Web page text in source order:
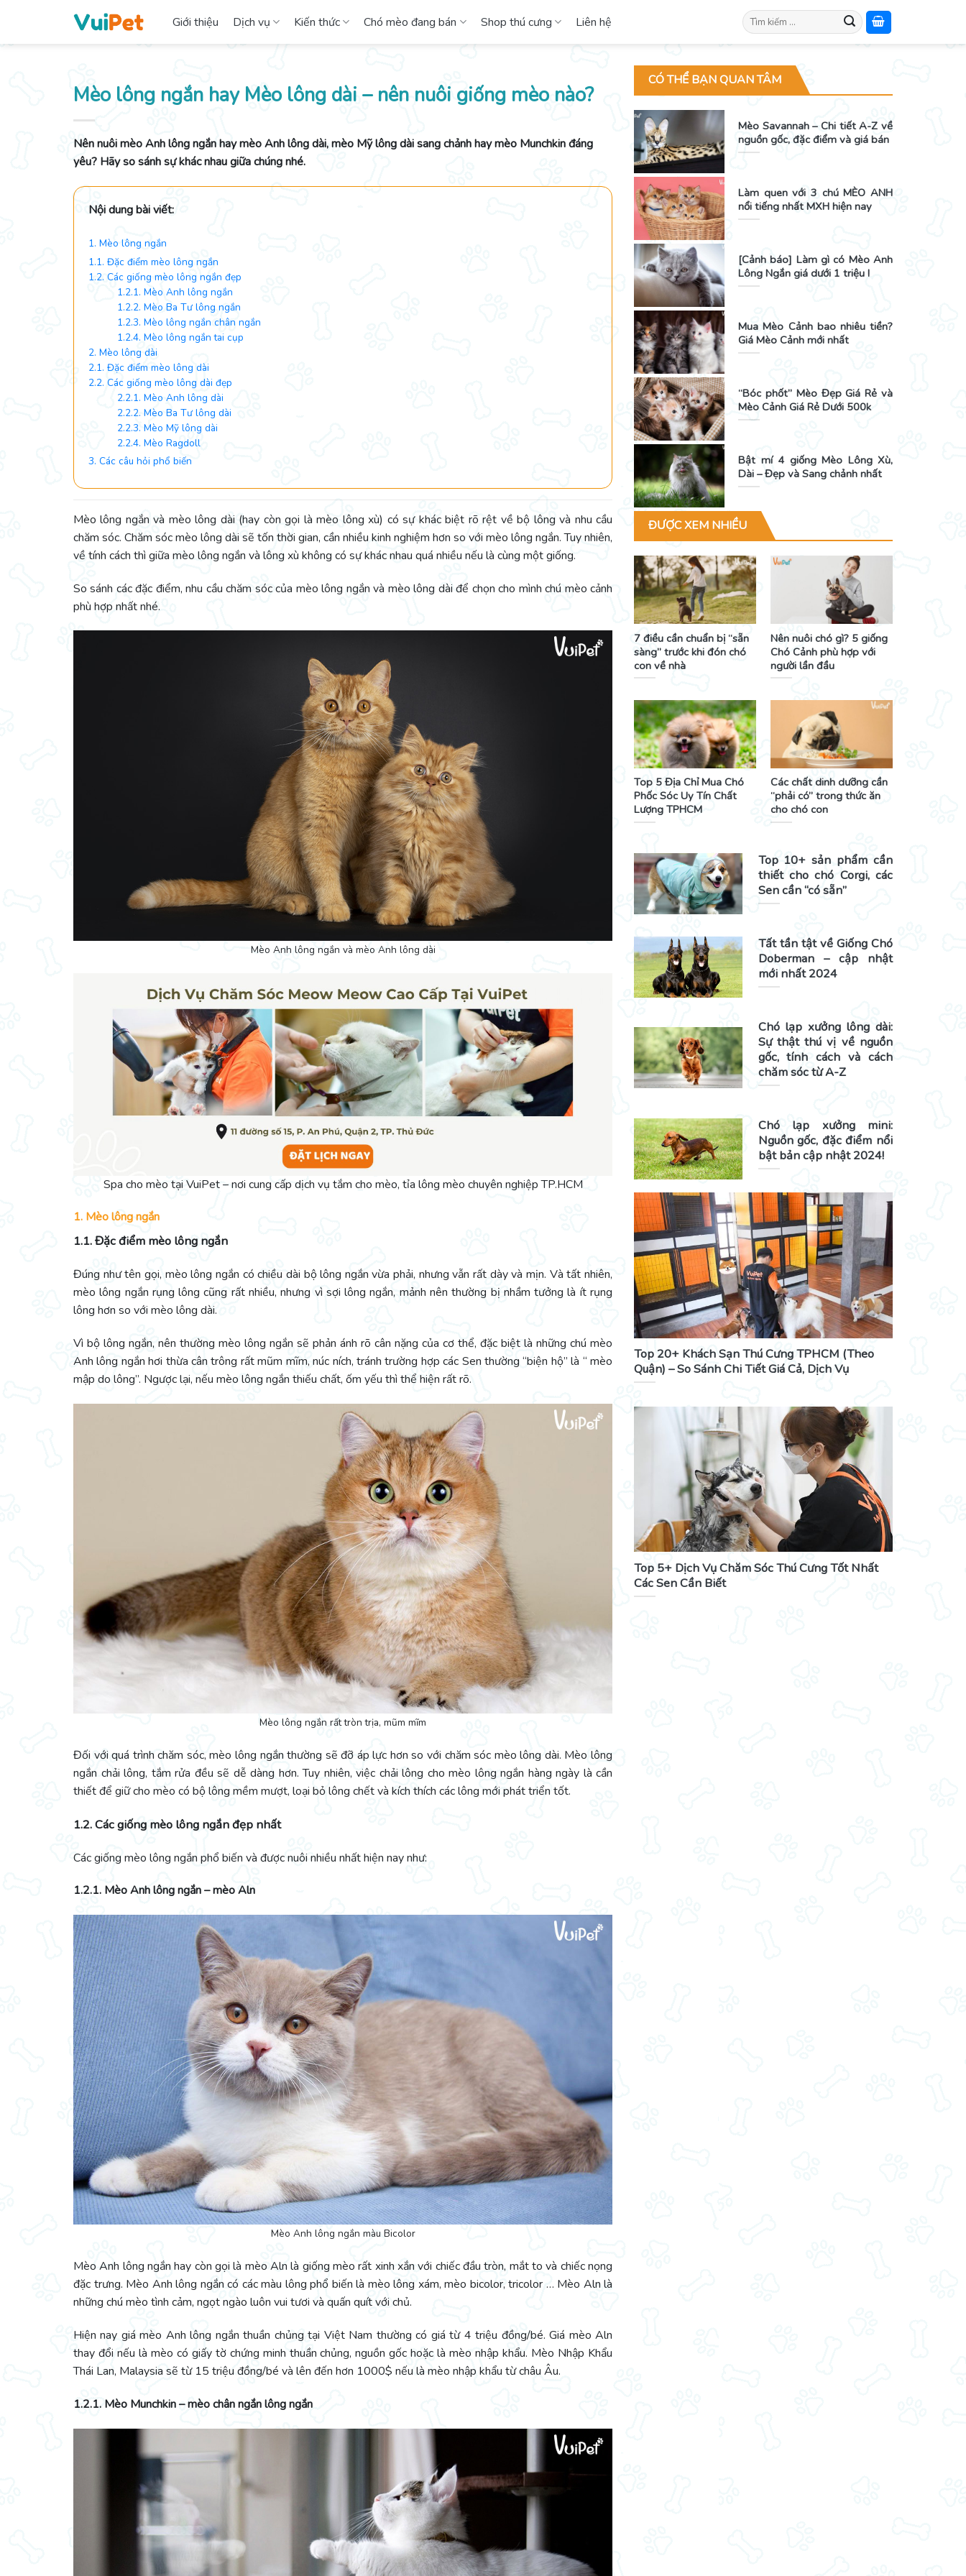
content
Giới thiệu Dịch vụ Kiến thức Chó mèo đang bán Shop thú cưng Liên hệ
Search
for:
Mèo lông ngắn hay Mèo lông dài – nên nuôi giống mèo nào?
Nên nuôi mèo Anh lông ngắn hay mèo Anh lông dài, mèo Mỹ lông dài sang chảnh hay mèo Munchkin đáng
yêu? Hãy so sánh sự khác nhau giữa chúng nhé.
Nội dung bài viết:
1. Mèo lông ngắn
1.1. Đặc điểm mèo lông ngắn
1.2. Các giống mèo lông ngắn đẹp
1.2.1. Mèo Anh lông ngắn
1.2.2. Mèo Ba Tư lông ngắn
1.2.3. Mèo lông ngắn chân ngắn
1.2.4. Mèo lông ngắn tai cụp
2. Mèo lông dài
2.1. Đặc điểm mèo lông dài
2.2. Các giống mèo lông dài đẹp
2.2.1. Mèo Anh lông dài
2.2.2. Mèo Ba Tư lông dài
2.2.3. Mèo Mỹ lông dài
2.2.4. Mèo Ragdoll
3. Các câu hỏi phổ biến
Mèo lông ngắn và mèo lông dài (hay còn gọi là mèo lông xù) có sự khác biệt rõ rệt về bộ lông và nhu cầu
chăm sóc. Chăm sóc mèo lông dài sẽ tốn thời gian, cần nhiều kinh nghiệm hơn so với mèo lông ngắn. Tuy nhiên,
về tính cách thì giữa mèo lông ngắn và lông xù không có sự khác nhau quá nhiều nếu là cùng một giống.
So sánh các đặc điểm, nhu cầu chăm sóc của mèo lông ngắn và mèo lông dài để chọn cho mình chú mèo cảnh
phù hợp nhất nhé.
Mèo Anh lông ngắn và mèo Anh lông dài
Spa cho mèo tại VuiPet – nơi cung cấp dịch vụ tắm cho mèo, tỉa lông mèo chuyên nghiệp TP.HCM
1. Mèo lông ngắn
1.1. Đặc điểm mèo lông ngắn
Đúng như tên gọi, mèo lông ngắn có chiều dài bộ lông ngắn vừa phải, nhưng vẫn rất dày và mịn. Và tất nhiên,
mèo lông ngắn rụng lông cũng rất nhiều, nhưng vì sợi lông ngắn, mảnh nên thường bị nhầm tưởng là ít rụng
lông hơn so với mèo lông dài.
Vì bộ lông ngắn, nên thường mèo lông ngắn sẽ phản ánh rõ cân nặng của cơ thể, đặc biệt là những chú mèo
Anh lông ngắn hơi thừa cân trông rất mũm mĩm, núc ních, tránh trường hợp các Sen thường “biện hộ” là “ mèo
mập do lông”. Ngược lại, nếu mèo lông ngắn thiếu chất, ốm yếu thì thể hiện rất rõ.
Mèo lông ngắn rất tròn trịa, mũm mĩm
Đối với quá trình chăm sóc, mèo lông ngắn thường sẽ đỡ áp lực hơn so với chăm sóc mèo lông dài. Mèo lông
ngắn chải lông, tắm rửa đều sẽ dễ dàng hơn. Tuy nhiên, việc chải lông cho mèo lông ngắn hàng ngày là cần
thiết để giữ cho mèo có bộ lông mềm mượt, loại bỏ lông chết và kích thích các lông mới phát triển tốt.
1.2. Các giống mèo lông ngắn đẹp nhất
Các giống mèo lông ngắn phổ biến và được nuôi nhiều nhất hiện nay như:
1.2.1. Mèo Anh lông ngắn – mèo Aln
Mèo Anh lông ngắn màu Bicolor
Mèo Anh lông ngắn hay còn gọi là mèo Aln là giống mèo rất xinh xắn với chiếc đầu tròn, mắt to và chiếc nọng
đặc trưng. Mèo Anh lông ngắn có các màu lông phổ biến là mèo lông xám, mèo bicolor, tricolor … Mèo Aln là
những chú mèo tình cảm, ngọt ngào luôn vui tươi và quấn quít với chủ.
Hiện nay giá mèo Anh lông ngắn thuần chủng tại Việt Nam thường có giá từ 4 triệu đồng/bé. Giá mèo Aln
thay đổi nếu là mèo có giấy tờ chứng minh thuần chủng, nguồn gốc hoặc là mèo nhập khẩu. Mèo Nhập Khẩu
Thái Lan, Malaysia sẽ từ 15 triệu đồng/bé và lên đến hơn 1000$ nếu là mèo nhập khẩu từ châu Âu.
1.2.1. Mèo Munchkin – mèo chân ngắn lông ngắn
CÓ THỂ BẠN QUAN TÂM
Mèo Savannah – Chi tiết A-Z về
nguồn gốc, đặc điểm và giá bán
Làm quen với 3 chú MÈO ANH
nổi tiếng nhất MXH hiện nay
[Cảnh báo] Làm gì có Mèo Anh
Lông Ngắn giá dưới 1 triệu !
Mua Mèo Cảnh bao nhiêu tiền?
Giá Mèo Cảnh mới nhất
“Bóc phốt” Mèo Đẹp Giá Rẻ và
Mèo Cảnh Giá Rẻ Dưới 500k
Bật mí 4 giống Mèo Lông Xù,
Dài – Đẹp và Sang chảnh nhất
ĐƯỢC XEM NHIỀU
7 điều cần chuẩn bị “sẵn
sàng” trước khi đón chó
con về nhà
Nên nuôi chó gì? 5 giống
Chó Cảnh phù hợp với
người lần đầu
Top 5 Địa Chỉ Mua Chó
Phốc Sóc Uy Tín Chất
Lượng TPHCM
Các chất dinh dưỡng cần
“phải có” trong thức ăn
cho chó con
Top 10+ sản phẩm cần
thiết cho chó Corgi, các
Sen cần “có sẵn”
Tất tần tật về Giống Chó
Doberman – cập nhật
mới nhất 2024
Chó lạp xưởng lông dài:
Sự thật thú vị về nguồn
gốc, tính cách và cách
chăm sóc từ A-Z
Chó lạp xưởng mini:
Nguồn gốc, đặc điểm nổi
bật bản cập nhật 2024!
Top 20+ Khách Sạn Thú Cưng TPHCM (Theo
Quận) – So Sánh Chi Tiết Giá Cả, Dịch Vụ
Top 5+ Dịch Vụ Chăm Sóc Thú Cưng Tốt Nhất
Các Sen Cần Biết